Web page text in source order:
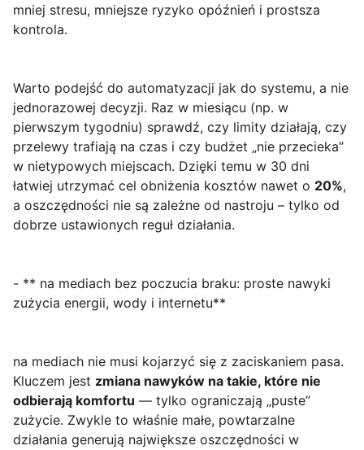
mniej stresu, mniejsze ryzyko opóźnień i prostsza
kontrola.
Warto podejść do automatyzacji jak do systemu, a nie
jednorazowej decyzji. Raz w miesiącu (np. w
pierwszym tygodniu) sprawdź, czy limity działają, czy
przelewy trafiają na czas i czy budżet „nie przecieka”
w nietypowych miejscach. Dzięki temu w 30 dni
łatwiej utrzymać cel obniżenia kosztów nawet o 20%,
a oszczędności nie są zależne od nastroju – tylko od
dobrze ustawionych reguł działania.
- ** na mediach bez poczucia braku: proste nawyki
zużycia energii, wody i internetu**
na mediach nie musi kojarzyć się z zaciskaniem pasa.
Kluczem jest zmiana nawyków na takie, które nie
odbierają komfortu — tylko ograniczają „puste”
zużycie. Zwykle to właśnie małe, powtarzalne
działania generują największe oszczędności w